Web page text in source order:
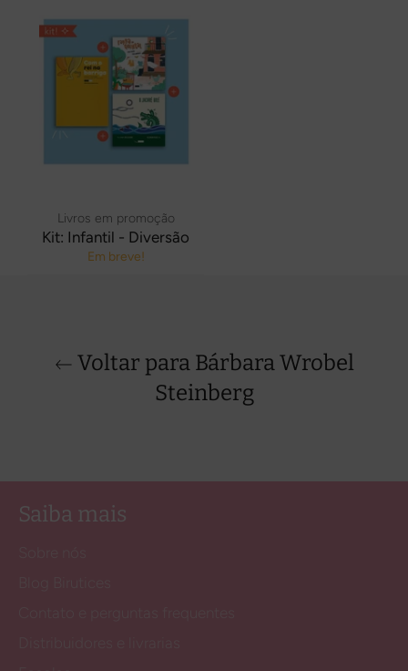
Livros em promoção
Kit: Infantil - Diversão
Em breve!
Voltar para Bárbara Wrobel
Steinberg
Saiba mais